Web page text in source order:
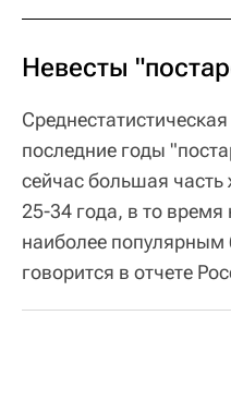
Невесты
последние годы
сейчас большая
25-34 года, в то время
наиболее популярным
говорится в отчете